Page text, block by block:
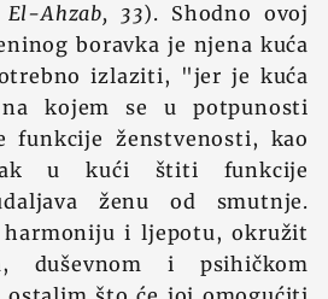
El-Ahzab, 33). Shodno ovoj
boravka je njena kuća
izlaziti, "jer je kuća
kojem se u potpunosti
funkcije ženstvenosti, kao
u kući štiti funkcije
ženu od smutnje.
harmoniju i ljepotu, okružit
duševnom i psihičkom